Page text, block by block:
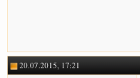
20.07.2015, 17:21